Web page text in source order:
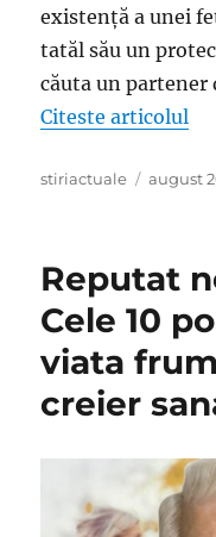
existenţă a unei
tatăl său un
căuta un partener
Citeste articolul
Author
stiriactuale
Posted
august
Reputat
Cele 10
viata
creier